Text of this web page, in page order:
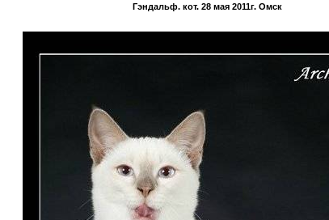
Гэндальф. кот. 28 мая 2011г. Омск